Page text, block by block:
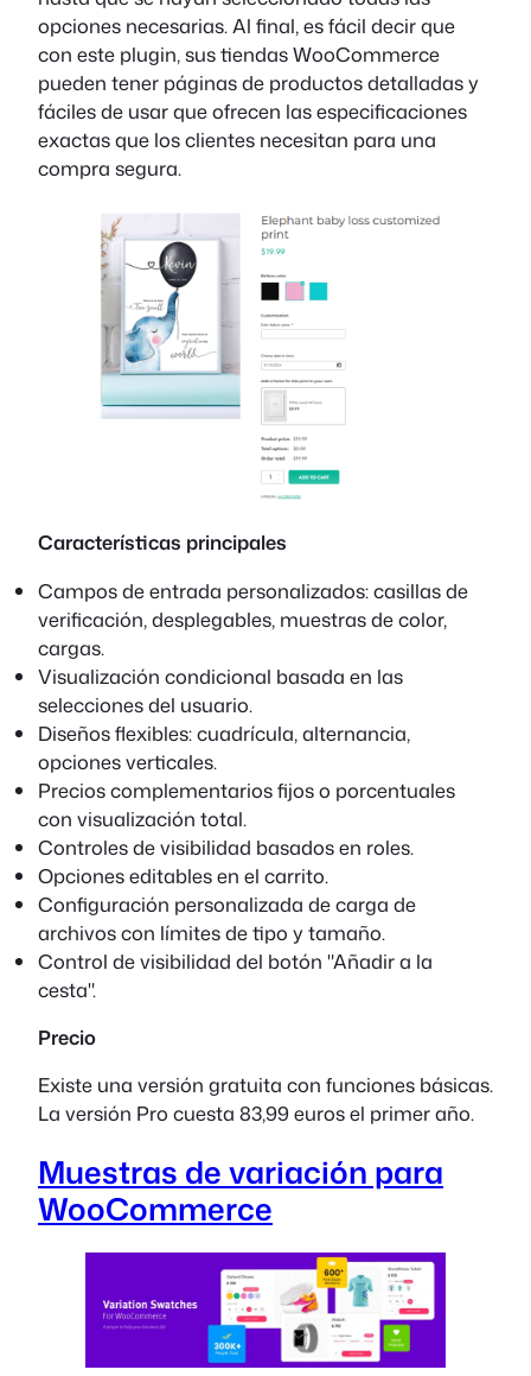
opciones necesarias. Al final, es fácil decir que
con este plugin, sus tiendas WooCommerce
pueden tener páginas de productos detalladas y
fáciles de usar que ofrecen las especificaciones
exactas que los clientes necesitan para una
compra segura.
Características principales
Campos de entrada personalizados: casillas de
verificación, desplegables, muestras de color,
cargas.
Visualización condicional basada en las
selecciones del usuario.
Diseños flexibles: cuadrícula, alternancia,
opciones verticales.
Precios complementarios fijos o porcentuales
con visualización total.
Controles de visibilidad basados en roles.
Opciones editables en el carrito.
Configuración personalizada de carga de
archivos con límites de tipo y tamaño.
Control de visibilidad del botón "Añadir a la
cesta".
Precio
Existe una versión gratuita con funciones básicas.
La versión Pro cuesta 83,99 euros el primer año.
Muestras de variación para
WooCommerce